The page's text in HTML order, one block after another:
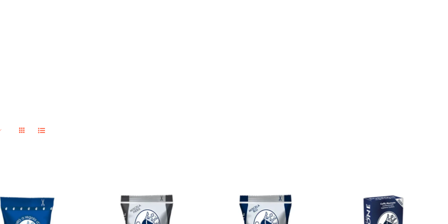
capsule Caffè
Borbone
1000 capsule Caffè
Borbone
400 capsule Caffè
Borbone
250 gr. di macinato